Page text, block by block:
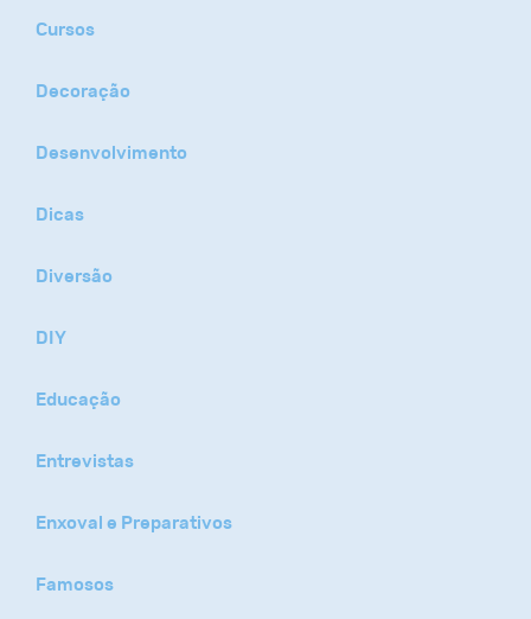
Cursos
Decoração
Desenvolvimento
Dicas
Diversão
DIY
Educação
Entrevistas
Enxoval e Preparativos
Famosos